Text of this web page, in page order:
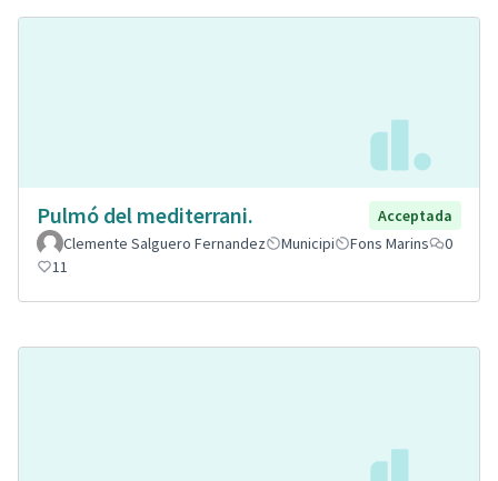
Pulmó del mediterrani.
Acceptada
Clemente Salguero Fernandez
Municipi Fons Marins
0
11